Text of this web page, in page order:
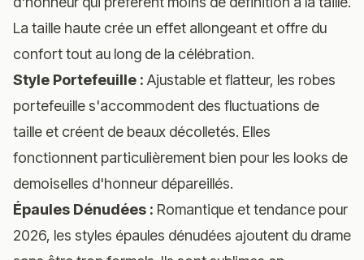
La taille haute crée un effet allongeant et offre du
confort tout au long de la célébration.
Style Portefeuille : Ajustable et flatteur, les robes
portefeuille s'accommodent des fluctuations de
taille et créent de beaux décolletés. Elles
fonctionnent particulièrement bien pour les looks de
demoiselles d'honneur dépareillés.
Épaules Dénudées : Romantique et tendance pour
2026, les styles épaules dénudées ajoutent du drame